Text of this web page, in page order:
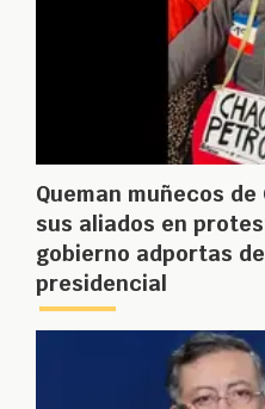
Queman muñecos
sus aliados en
gobierno adportas
presidencial